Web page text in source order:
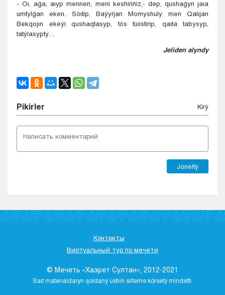
- Oı, aǵa, aıyp mennen, meni keshirińiz,- dep, qushaǵyn jaıa
umtylǵan eken. Sóıtip, Baýyrjan Momyshuly men Qalıjan
Bekqojın ekeýi qushaqtasyp, tós túıistirip, qaıta tabysyp,
tatýlasypty…
Jeliden alyndy
Pіkіrler Kіrý
Jóneltý
Контакты
Виртуальный тур по мечети
© Мечеть «Хазрет Султан», 2012-2021
Saıt materıaldaryn qoldaný úshіn sіlteme kórsetý mіndettі.